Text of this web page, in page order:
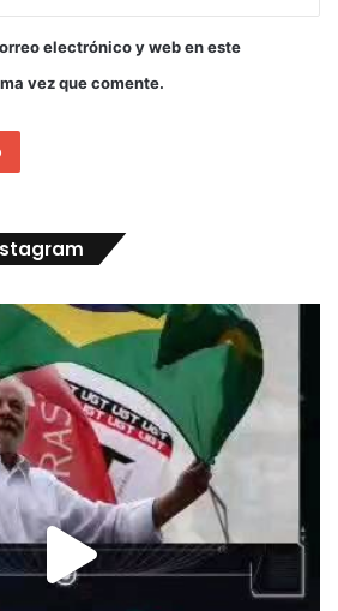
electrónico y web en este
vez que comente.